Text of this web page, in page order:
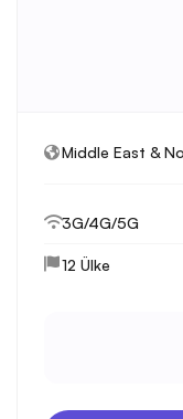
Middle East &
3G/4G/5G
12 Ülke